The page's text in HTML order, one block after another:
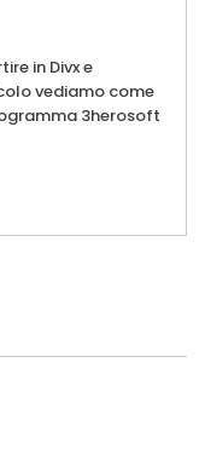
in Divx e
vediamo come
3herosoft